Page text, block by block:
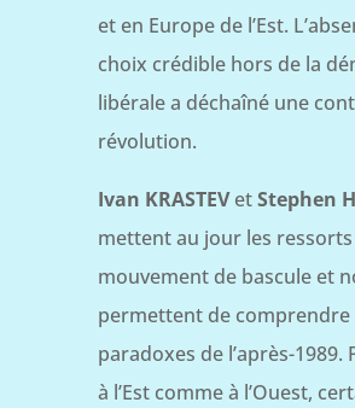
et en Europe de l’Est.
choix crédible hors de la
libérale a déchaîné une
révolution.
Ivan KRASTEVetStephen
mettent au jour les ressorts
mouvement de bascule et
permettent de comprendre
paradoxes de l’après-1989.
à l’Est comme à l’Ouest,